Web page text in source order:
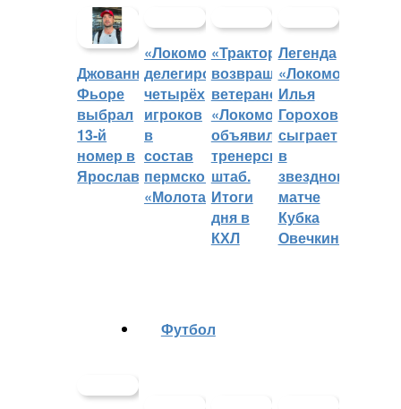
Джованни
Фьоре
выбрал
13-й
номер в
Ярославле
«Локомотив»
делегировал
четырёх
игроков
в
состав
пермского
«Молота»
«Трактор»
возвращает
ветеранов,
«Локомотив»
объявил
тренерский
штаб.
Итоги
дня в
КХЛ
Легенда
«Локомотива»
Илья
Горохов
сыграет
в
звездном
матче
Кубка
Овечкина
Футбол